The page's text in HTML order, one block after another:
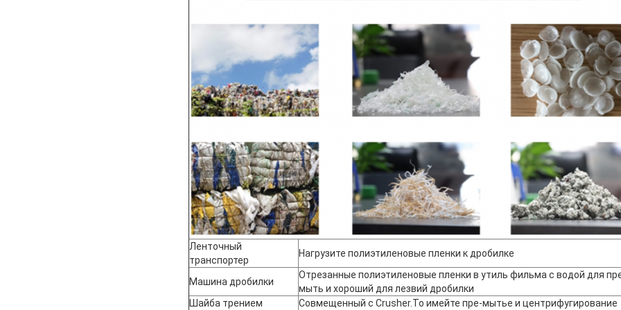
Ленточный
транспортер
Нагрузите полиэтиленовые пленки к дробилке
Машина дробилки
Отрезанные полиэтиленовые пленки в утиль фильма с водой для
мыть и хороший для лезвий дробилки
Шайба трением
Совмещенный с Crusher.To имейте пре-мытье и центрифугирование